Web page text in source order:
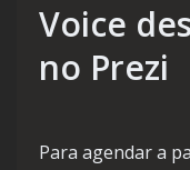
Voice
no Prezi
Para agendar a